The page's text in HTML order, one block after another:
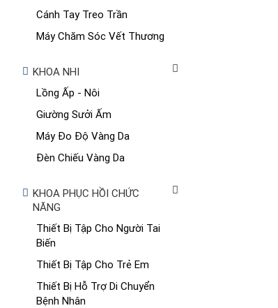
Cánh Tay Treo Trần
Máy Chăm Sóc Vết Thương
KHOA NHI
Lồng Ấp - Nôi
Giường Sưởi Ấm
Máy Đo Độ Vàng Da
Đèn Chiếu Vàng Da
KHOA PHỤC HỒI CHỨC
NĂNG
Thiết Bị Tập Cho Người Tai
Biến
Thiết Bị Tập Cho Trẻ Em
Thiết Bị Hỗ Trợ Di Chuyển
Bệnh Nhân